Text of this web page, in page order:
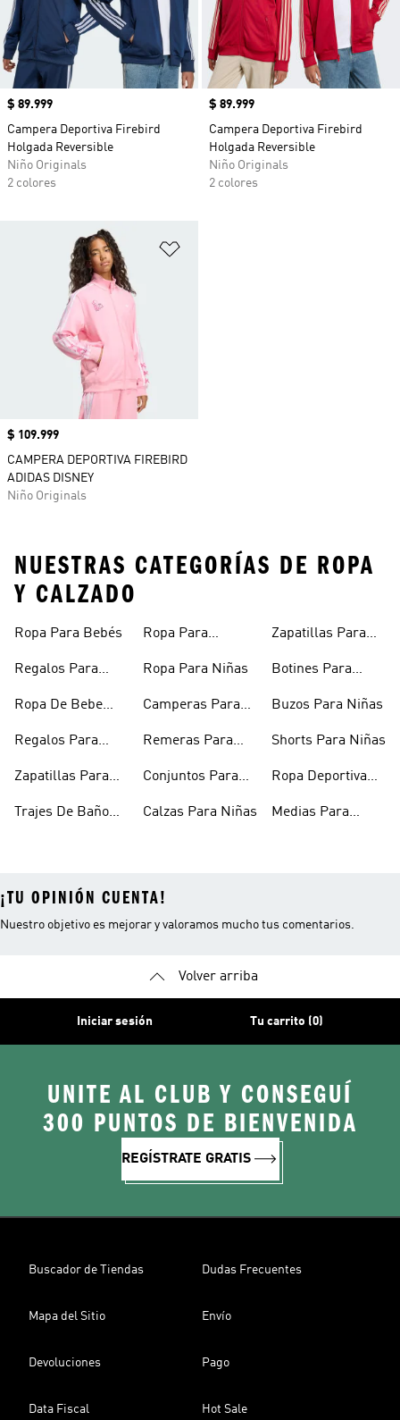
Precio
$ 89.999
Campera Deportiva Firebird
Holgada Reversible
Niño Originals
2 colores
Precio
$ 89.999
Campera Deportiva Firebird
Holgada Reversible
Niño Originals
2 colores
Precio
$ 109.999
CAMPERA DEPORTIVA FIREBIRD
ADIDAS DISNEY
Niño Originals
NUESTRAS CATEGORÍAS DE ROPA
Y CALZADO
Ropa Para Bebés
Regalos Para
Ropa De Bebe
Regalos Para
Zapatillas Para
Trajes De Baño
Ropa Para
Ropa Para Niñas
Camperas Para
Remeras Para
Conjuntos Para
Calzas Para Niñas
Zapatillas Para
Botines Para
Buzos Para Niñas
Shorts Para Niñas
Ropa Deportiva
Medias Para
¡TU OPINIÓN CUENTA!
Nuestro objetivo es mejorar y valoramos mucho tus comentarios.
Volver arriba
Iniciar sesión Tu carrito (0)
UNITE AL CLUB Y CONSEGUÍ
300 PUNTOS DE BIENVENIDA
REGÍSTRATE GRATIS
Buscador de Tiendas Dudas Frecuentes
Mapa del Sitio Envío
Devoluciones Pago
Data Fiscal Hot Sale